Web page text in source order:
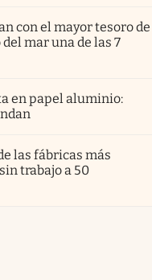
con el mayor tesoro de
mar una de las 7
en papel aluminio:
las fábricas más
trabajo a 50